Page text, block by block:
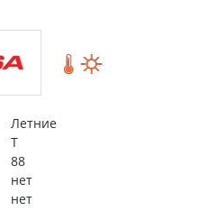
Летние
T
88
нет
нет